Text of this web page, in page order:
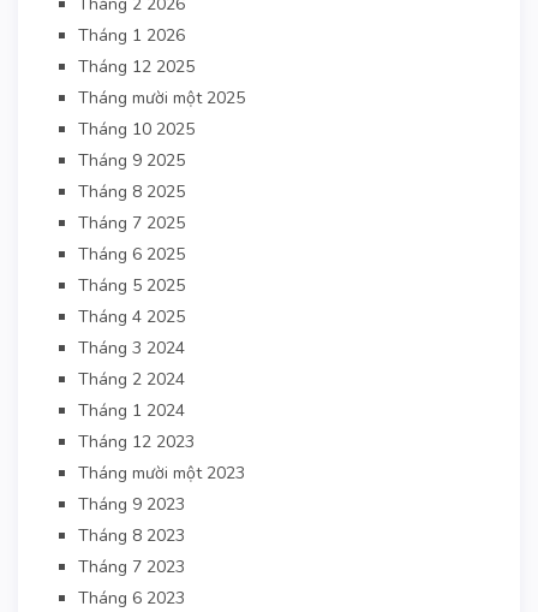
Tháng 1 2026
Tháng 12 2025
Tháng mười một 2025
Tháng 10 2025
Tháng 9 2025
Tháng 8 2025
Tháng 7 2025
Tháng 6 2025
Tháng 5 2025
Tháng 4 2025
Tháng 3 2024
Tháng 2 2024
Tháng 1 2024
Tháng 12 2023
Tháng mười một 2023
Tháng 9 2023
Tháng 8 2023
Tháng 7 2023
Tháng 6 2023